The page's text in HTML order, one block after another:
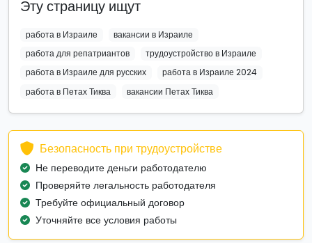
Эту страницу ищут
работа в Израиле
вакансии в Израиле
работа для репатриантов
трудоустройство в Израиле
работа в Израиле для русских
работа в Израиле 2024
работа в Петах Тиква
вакансии Петах Тиква
Безопасность при трудоустройстве
Не переводите деньги работодателю
Проверяйте легальность работодателя
Требуйте официальный договор
Уточняйте все условия работы